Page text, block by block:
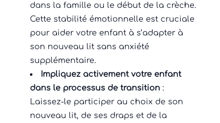
dans la famille ou le début de la crèche.
Cette stabilité émotionnelle est cruciale
pour aider votre enfant à s’adapter à
son nouveau lit sans anxiété
supplémentaire.
Impliquez activement votre enfant
dans le processus de transition :
Laissez-le participer au choix de son
nouveau lit, de ses draps et de la